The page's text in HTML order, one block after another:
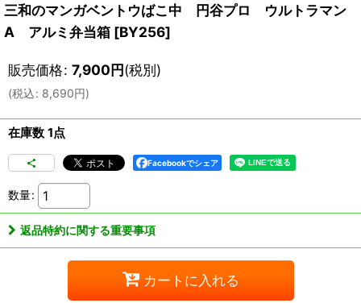
三和のマンガベントウばこ中 円谷プロ ウルトラマン
A アルミ弁当箱 [BY256]
販売価格: 7,900円(税別)
(税込: 8,690円)
在庫数 1点
Facebookでシェア
数量:
返品特約に関する重要事項
カートに入れる